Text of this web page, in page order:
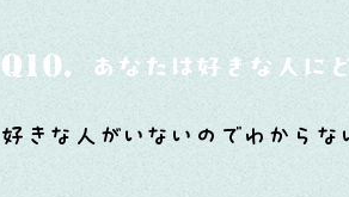
Q10. あなたは好きな人に
好きな人がいないのでわからな